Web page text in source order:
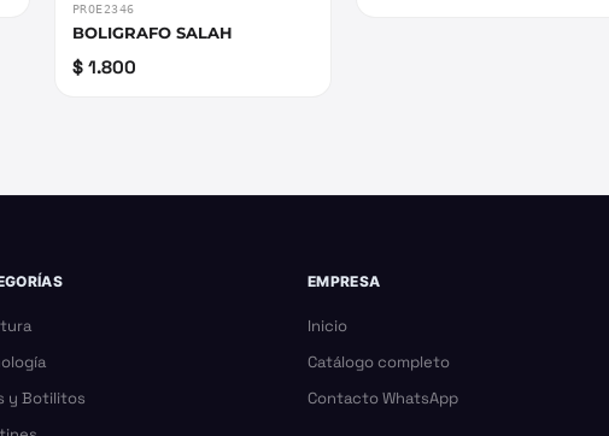
PROE2346
BOLIGRAFO SALAH
$ 1.800
y Botilitos
EMPRESA
Inicio
Catálogo completo
Contacto WhatsApp